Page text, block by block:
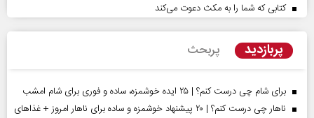
کتابی که شما را به مکث دعوت می‌کند
پربازدید پربحث
برای شام چی درست کنم؟ | ۲۵ ایده خوشمزه، ساده و فوری برای شام امشب
ناهار چی درست کنم؟ | ۲۰ پیشنهاد خوشمزه و ساده برای ناهار امروز + غذاهای